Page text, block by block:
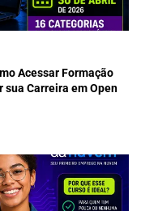
Acessar Formação
Carreira em Open